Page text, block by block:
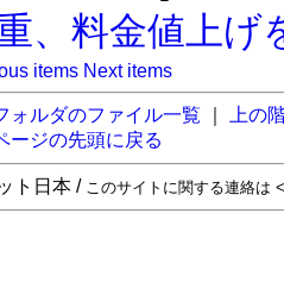
、料金値上げ
items Next items
ォルダのファイル一覧
上の
ージの先頭に戻る
ト日本 / このサイトに関する連絡は